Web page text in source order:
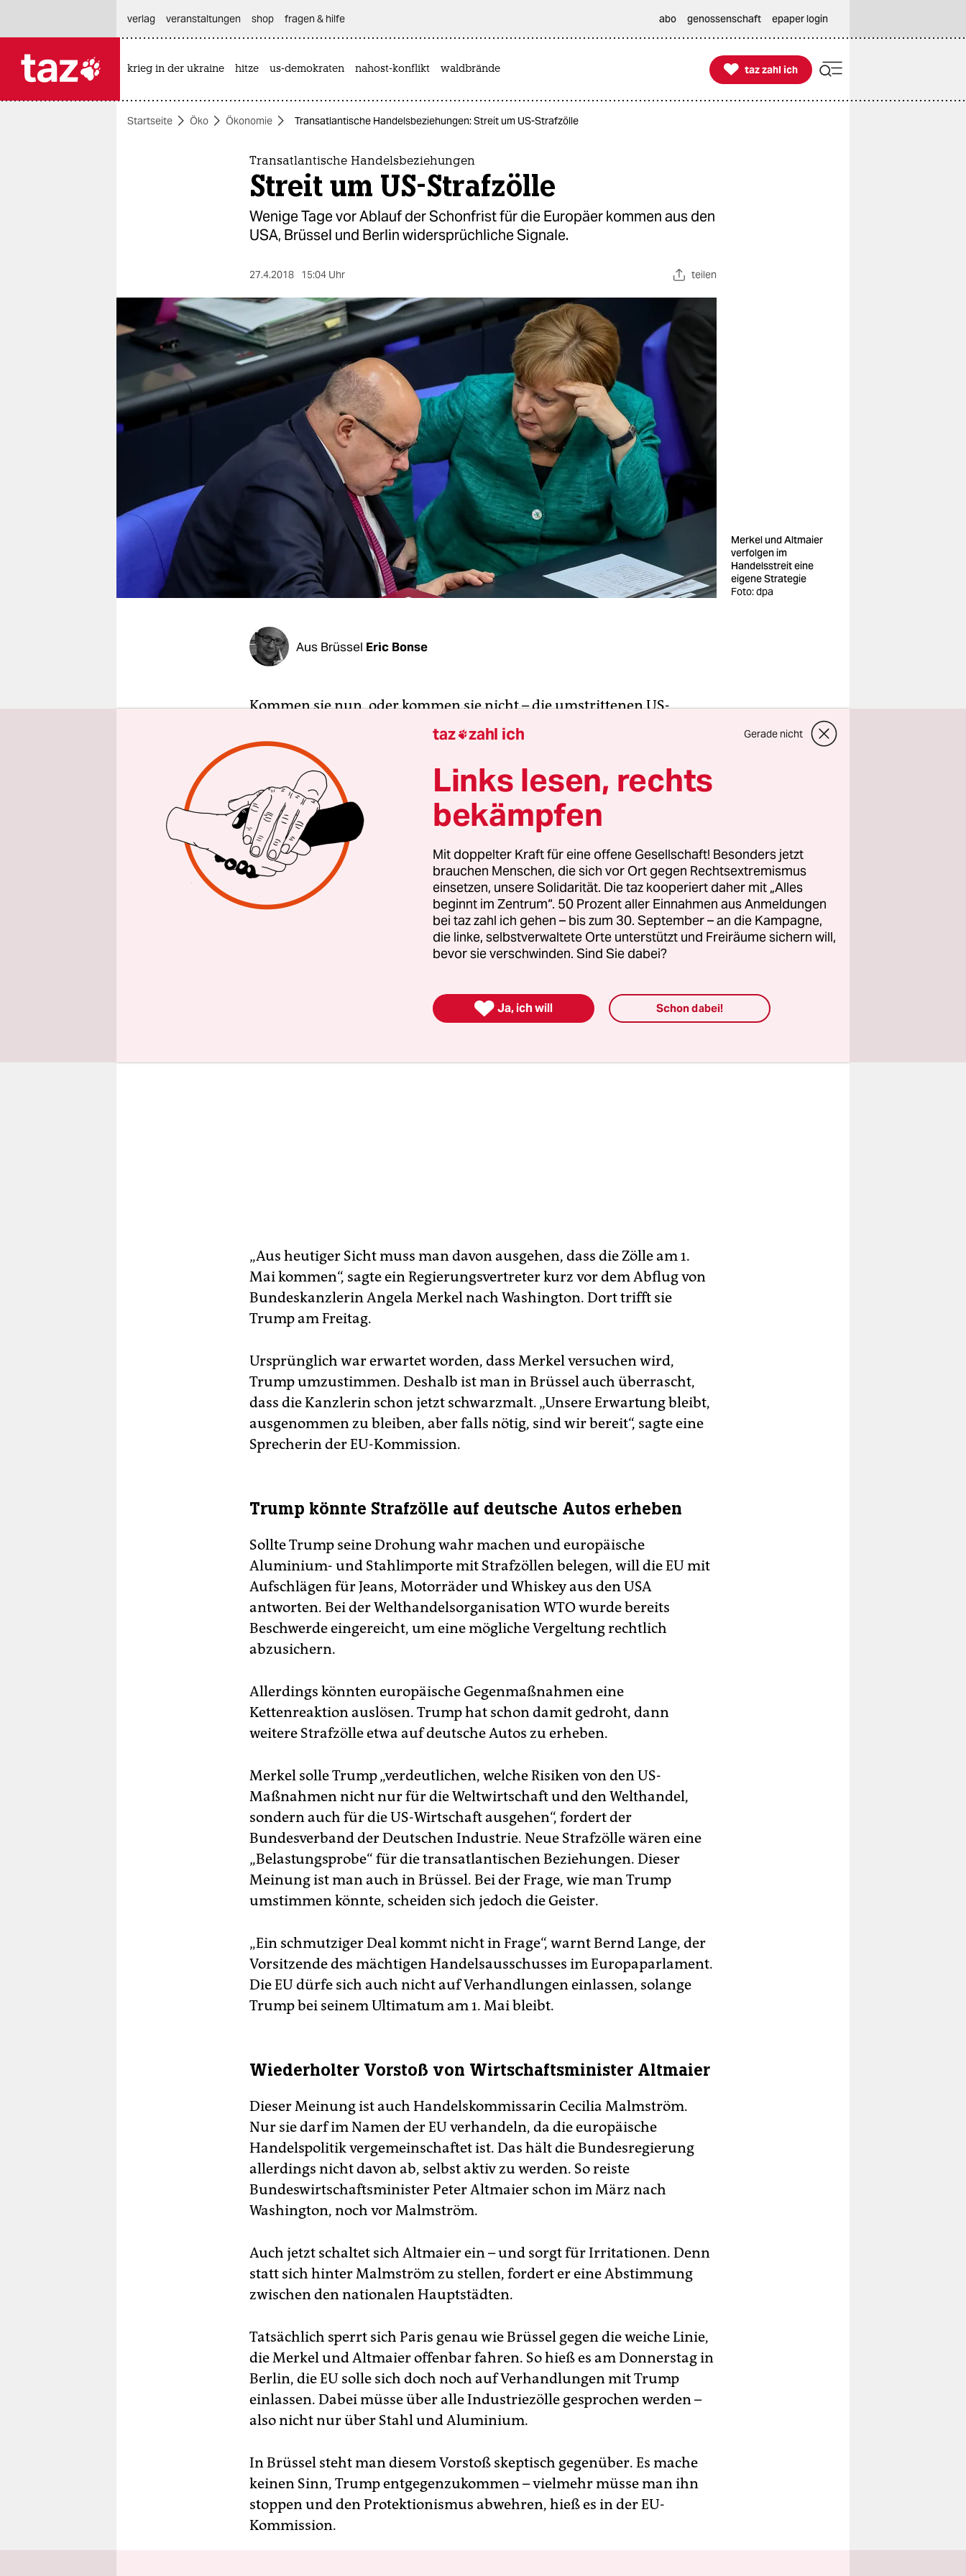
themen
berlin
nord
wahrheit
verlag
veranstaltungen
shop
fragen & hilfe
unterstützen
verlag
veranstaltungen shop fragen & hilfe abo genossenschaft epaper login
krieg in der ukraine hitze us-demokraten nahost-konflikt waldbrände 
taz zahl ich
taz zahl ich
Startseite Öko Ökonomie Transatlantische Handelsbeziehungen: Streit um US-Strafzölle
Transatlantische Handelsbeziehungen
Streit um US-Strafzölle
Wenige Tage vor Ablauf der Schonfrist für die Europäer kommen aus den
USA, Brüssel und Berlin widersprüchliche Signale.
27.4.2018 15:04 Uhr teilen
Merkel und Altmaier
verfolgen im
Handelsstreit eine
eigene Strategie
Foto: dpa
Aus Brüssel Eric Bonse
Kommen sie nun, oder kommen sie nicht – die umstrittenen US-
Strafzölle auf Stahl und Aluminium aus Europa? Wenige Tage vor
Ablauf der Schonfrist sind widersprüchliche Signale aus Brüssel und
Berlin zu hören.
Während die EU-Kommission immer noch hofft, dass US-Präsident
Donald Trump seine Meinung in letzter Minute ändert und keine
neuen protektionistischen Zollschranken hochzieht, verbreitet die
Bundesregierung in Berlin plötzlich Pessimismus. Aus den USA kam
am Donnerstagnachmittag hingegen das Signal, die derzeit für die EU
geltende Befreiung von Strafzöllen auf Stahl und Aluminium zu
verlängern – würden die Europäer Zugeständnisse, etwa bei
„Aus heutiger Sicht muss man davon ausgehen, dass die Zölle am 1.
Mai kommen“, sagte ein Regierungsvertreter kurz vor dem Abflug von
Bundeskanzlerin Angela Merkel nach Washington. Dort trifft sie
Trump am Freitag.
Ursprünglich war erwartet worden, dass Merkel versuchen wird,
Trump umzustimmen. Deshalb ist man in Brüssel auch überrascht,
dass die Kanzlerin schon jetzt schwarzmalt. „Unsere Erwartung bleibt,
ausgenommen zu bleiben, aber falls nötig, sind wir bereit“, sagte eine
Sprecherin der EU-Kommission.
Trump könnte Strafzölle auf deutsche Autos erheben
Sollte Trump seine Drohung wahr machen und europäische
Aluminium- und Stahl­importe mit Strafzöllen belegen, will die EU mit
Aufschlägen für Jeans, Motorräder und Whiskey aus den USA
antworten. Bei der Welthandelsorganisation WTO wurde bereits
Beschwerde eingereicht, um eine mögliche Vergeltung rechtlich
abzusichern.
Allerdings könnten europäische Gegenmaßnahmen eine
Kettenreaktion auslösen. Trump hat schon damit gedroht, dann
weitere Strafzölle etwa auf deutsche Autos zu erheben.
Merkel solle Trump „verdeutlichen, welche Risiken von den US-
Maßnahmen nicht nur für die Weltwirtschaft und den Welthandel,
sondern auch für die US-Wirtschaft aus­gehen“, fordert der
Bundesverband der Deutschen Industrie. Neue Strafzölle wären eine
„Belastungsprobe“ für die trans­atlantischen Beziehungen. Dieser
Meinung ist man auch in Brüssel. Bei der Frage, wie man Trump
umstimmen könnte, scheiden sich jedoch die Geister.
„Ein schmutziger Deal kommt nicht in Frage“, warnt Bernd Lange, der
Vorsitzende des mächtigen Handelsausschusses im Europaparlament.
Die EU dürfe sich auch nicht auf Verhandlungen einlassen, solange
Trump bei seinem Ultimatum am 1. Mai bleibt.
Wiederholter Vorstoß von Wirtschaftsminister Altmaier
Dieser Meinung ist auch Handelskommissarin Cecilia Malmström.
Nur sie darf im Namen der EU verhandeln, da die europäische
Handelspolitik vergemeinschaftet ist. Das hält die Bundesregierung
allerdings nicht davon ab, selbst aktiv zu werden. So reiste
Bundeswirtschaftsminister Peter Altmaier schon im März nach
Washington, noch vor Malmström.
Auch jetzt schaltet sich Altmaier ein – und sorgt für Irritationen. Denn
statt sich hinter Malmström zu stellen, fordert er eine Abstimmung
zwischen den nationalen Hauptstädten.
Tatsächlich sperrt sich Paris genau wie Brüssel gegen die weiche Linie,
die Merkel und Altmaier offenbar fahren. So hieß es am Donnerstag in
Berlin, die EU solle sich doch noch auf Verhandlungen mit Trump
einlassen. Dabei müsse über alle Industriezölle gesprochen werden –
also nicht nur über Stahl und Aluminium.
In Brüssel steht man diesem Vorstoß skeptisch gegenüber. Es mache
keinen Sinn, Trump entgegenzukommen – vielmehr müsse man ihn
stoppen und den Protektionismus abwehren, hieß es in der EU-
Kommission.
taz zahl ich Gerade nicht
Links lesen, rechts
bekämpfen
Mit doppelter Kraft für eine offene Gesellschaft! Besonders jetzt
brauchen Menschen, die sich vor Ort gegen Rechtsextremismus
einsetzen, unsere Solidarität. Die taz kooperiert daher mit „Alles
beginnt im Zentrum“. 50 Prozent aller Einnahmen aus Anmeldungen
bei taz zahl ich gehen – bis zum 30. September – an die Kampagne,
die linke, selbstverwaltete Orte unterstützt und Freiräume sichern will,
bevor sie verschwinden. Sind Sie dabei?
 Ja, ich will Schon dabei!